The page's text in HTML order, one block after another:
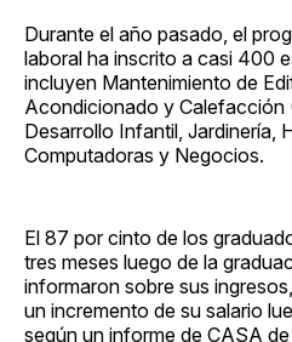
Durante el año pasado, el
laboral ha inscrito a casi 400
incluyen Mantenimiento de
Acondicionado y Calefacción
Desarrollo Infantil, Jardinería,
Computadoras y Negocios.
El 87 por cinto de los
tres meses luego de la
informaron sobre sus
un incremento de su salario
según un informe de CASA